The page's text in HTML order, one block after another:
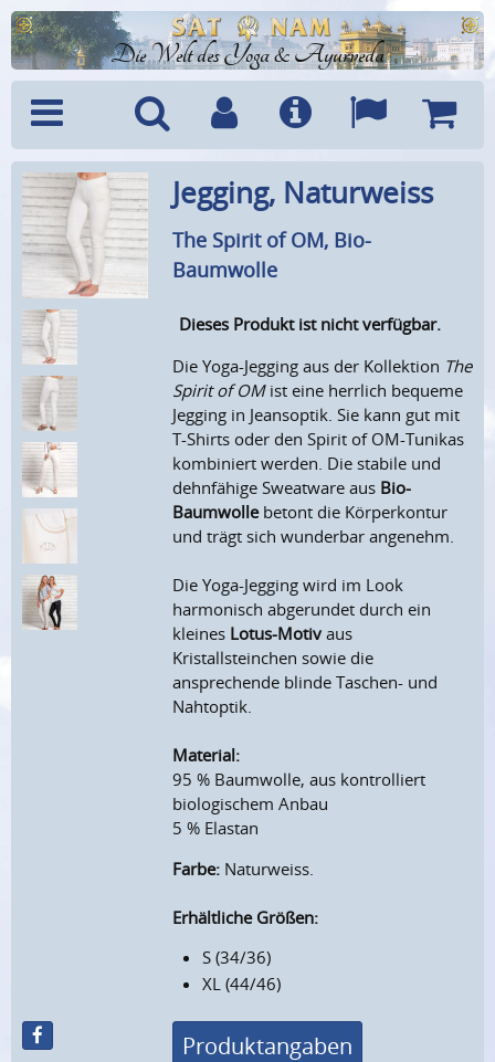
Die Welt des Yoga & Ayurveda
Menü SucheBenutzerkonto
Info Sprachen
Jegging, Naturweiss
The Spirit of OM, Bio-
Baumwolle
Dieses Produkt ist nicht verfügbar.
Die Yoga-Jegging aus der Kollektion The
Spirit of OMist eine herrlich bequeme
Jegging in Jeansoptik. Sie kann gut mit
T-Shirts oder den Spirit of OM-Tunikas
kombiniert werden. Die stabile und
dehnfähige Sweatware aus Bio-
Baumwollebetont die Körperkontur
und trägt sich wunderbar angenehm.
Die Yoga-Jegging wird im Look
harmonisch abgerundet durch ein
kleines Lotus-Motiv aus
Kristallsteinchen sowie die
ansprechende blinde Taschen- und
Nahtoptik.
Material:
95 % Baumwolle, aus kontrolliert
biologischem Anbau
5 % Elastan
Farbe: Naturweiss.
Erhältliche Größen:
S (34/36)
XL (44/46)
Produktangaben